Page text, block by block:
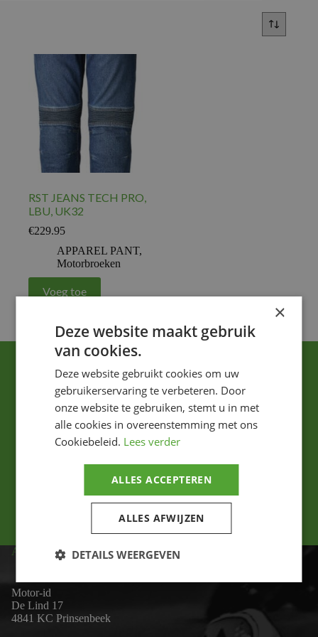
RST JEANS TECH PRO,
LBU, UK32
€229.95
APPAREL PANT,
Motorbroeken
Voeg toe
Ik ga akkoord met het privacybeleid.
ADRES
Motor-id
De Lind 17
4841 KC Prinsenbeek
×
Deze website maakt gebruik
van cookies.
Deze website gebruikt cookies om uw
gebruikerservaring te verbeteren. Door
onze website te gebruiken, stemt u in met
alle cookies in overeenstemming met ons
Cookiebeleid. Lees verder
ALLES ACCEPTEREN
ALLES AFWIJZEN
DETAILS WEERGEVEN